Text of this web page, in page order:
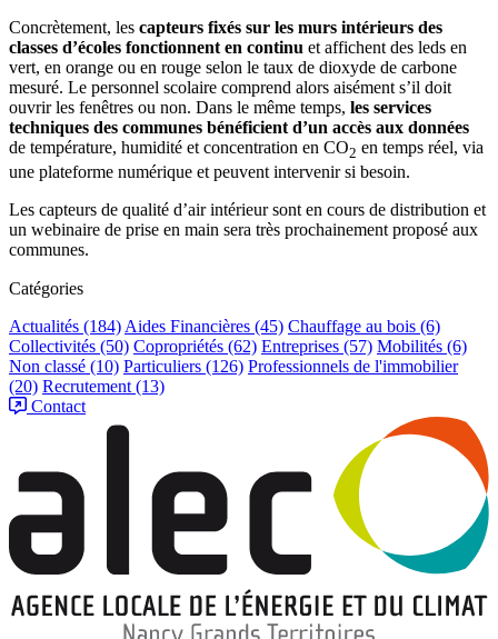
Concrètement, les capteurs fixés sur les murs intérieurs des
classes d’écoles fonctionnent en continu et affichent des leds en
vert, en orange ou en rouge selon le taux de dioxyde de carbone
mesuré. Le personnel scolaire comprend alors aisément s’il doit
ouvrir les fenêtres ou non. Dans le même temps, les services
techniques des communes bénéficient d’un accès aux données
de température, humidité et concentration en CO2 en temps réel, via
une plateforme numérique et peuvent intervenir si besoin.
Les capteurs de qualité d’air intérieur sont en cours de distribution et
un webinaire de prise en main sera très prochainement proposé aux
communes.
Catégories
Actualités (184) Aides Financières (45) Chauffage au bois (6)
Collectivités (50) Copropriétés (62) Entreprises (57) Mobilités (6)
Non classé (10) Particuliers (126) Professionnels de l'immobilier
(20) Recrutement (13)
Contact